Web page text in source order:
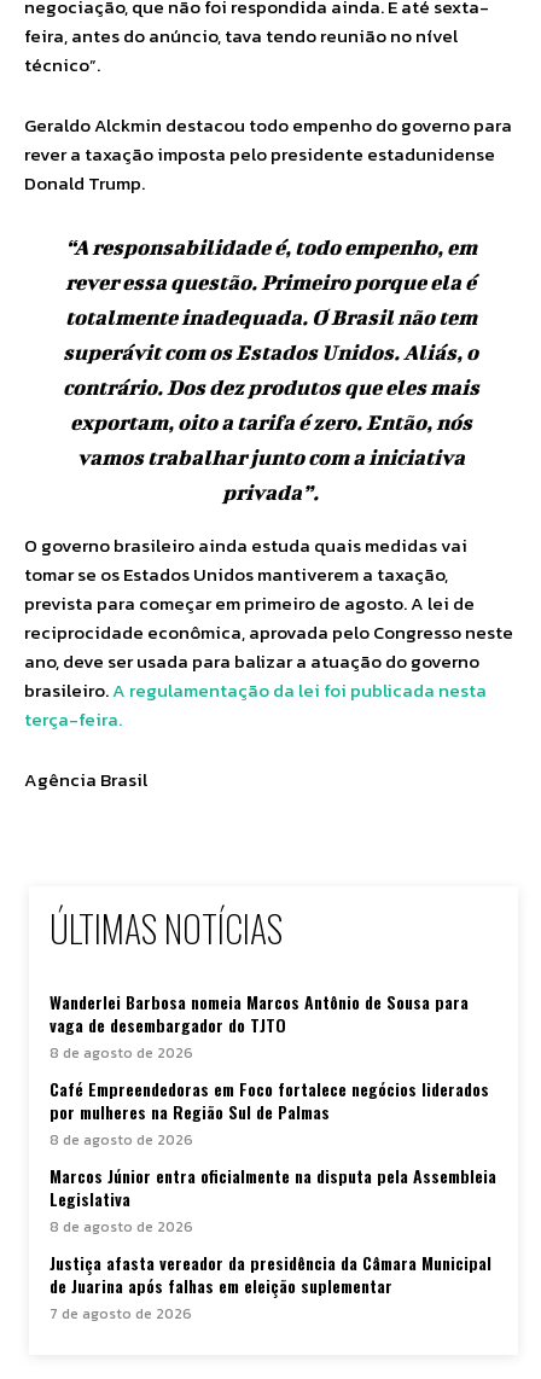
negociação, que não foi respondida ainda. E até sexta-
feira, antes do anúncio, tava tendo reunião no nível
técnico”.
Geraldo Alckmin destacou todo empenho do governo para
rever a taxação imposta pelo presidente estadunidense
Donald Trump.
“A responsabilidade é, todo empenho, em
rever essa questão. Primeiro porque ela é
totalmente inadequada. O Brasil não tem
superávit com os Estados Unidos. Aliás, o
contrário. Dos dez produtos que eles mais
exportam, oito a tarifa é zero. Então, nós
vamos trabalhar junto com a iniciativa
privada”.
O governo brasileiro ainda estuda quais medidas vai
tomar se os Estados Unidos mantiverem a taxação,
prevista para começar em primeiro de agosto. A lei de
reciprocidade econômica, aprovada pelo Congresso neste
ano, deve ser usada para balizar a atuação do governo
brasileiro.A regulamentação da lei foi publicada nesta
terça-feira.
Agência Brasil
ÚLTIMAS NOTÍCIAS
Wanderlei Barbosa nomeia Marcos Antônio de Sousa para
vaga de desembargador do TJTO
8 de agosto de 2026
Café Empreendedoras em Foco fortalece negócios liderados
por mulheres na Região Sul de Palmas
8 de agosto de 2026
Marcos Júnior entra oficialmente na disputa pela Assembleia
Legislativa
8 de agosto de 2026
Justiça afasta vereador da presidência da Câmara Municipal
de Juarina após falhas em eleição suplementar
7 de agosto de 2026